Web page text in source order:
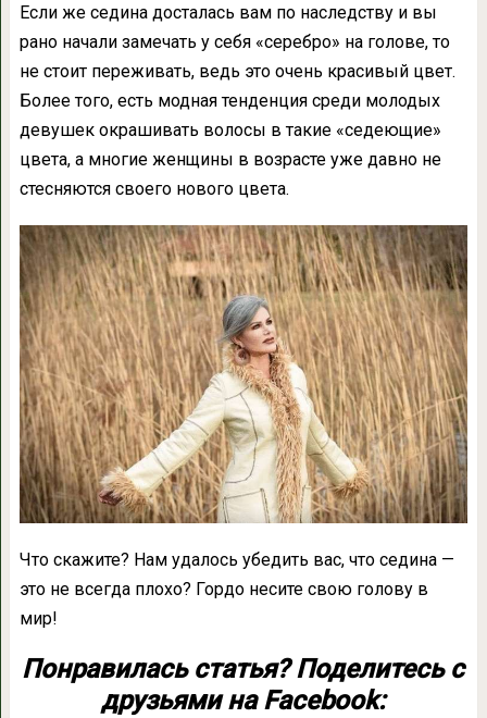
Если же седина досталась вам по наследству и вы
рано начали замечать у себя «серебро» на голове, то
не стоит переживать, ведь это очень красивый цвет.
Более того, есть модная тенденция среди молодых
девушек окрашивать волосы в такие «седеющие»
цвета, а многие женщины в возрасте уже давно не
стесняются своего нового цвета.
Что скажите? Нам удалось убедить вас, что седина —
это не всегда плохо? Гордо несите свою голову в
мир!
Понравилась статья? Поделитесь с
друзьями на Facebook: